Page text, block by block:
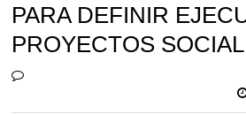
PARA DEFINIR
PROYECTOS